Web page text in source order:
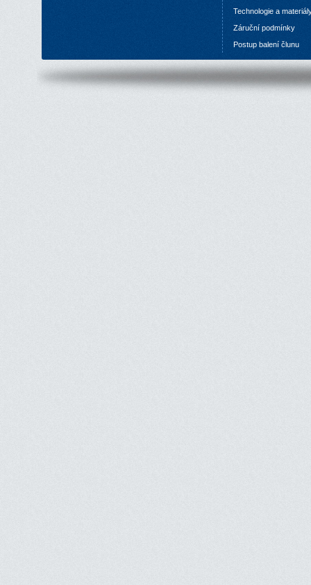
Technologie a
Záruční podmínky
Postup balení člunu